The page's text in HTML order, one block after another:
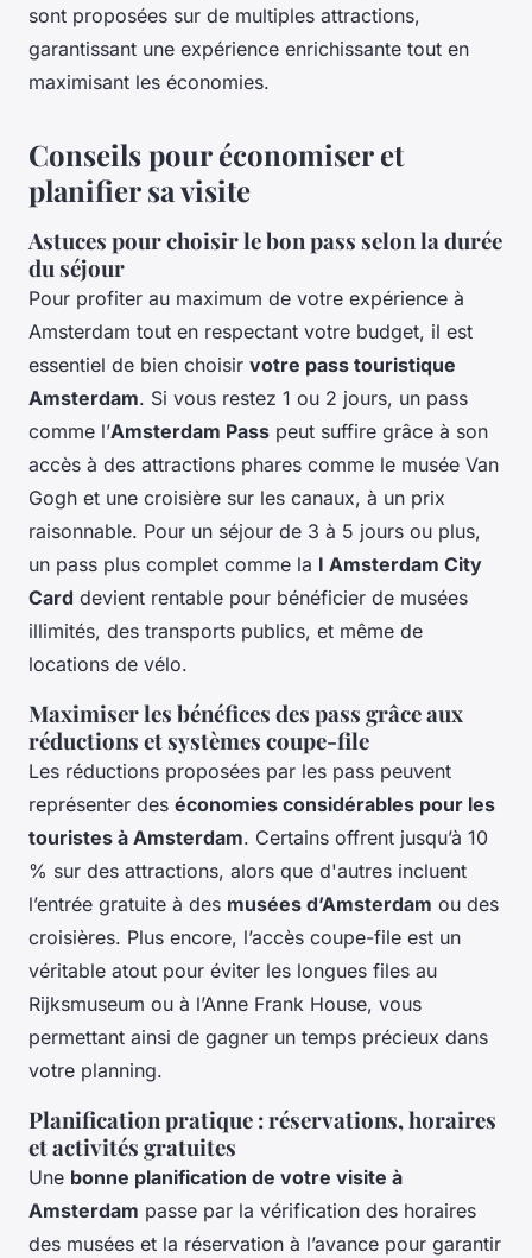
sont proposées sur de multiples attractions,
garantissant une expérience enrichissante tout en
maximisant les économies.
Conseils pour économiser et
planifier sa visite
Astuces pour choisir le bon pass selon la durée
du séjour
Pour profiter au maximum de votre expérience à
Amsterdam tout en respectant votre budget, il est
essentiel de bien choisir votre pass touristique
Amsterdam. Si vous restez 1 ou 2 jours, un pass
comme l’Amsterdam Pass peut suffire grâce à son
accès à des attractions phares comme le musée Van
Gogh et une croisière sur les canaux, à un prix
raisonnable. Pour un séjour de 3 à 5 jours ou plus,
un pass plus complet comme la I Amsterdam City
Card devient rentable pour bénéficier de musées
illimités, des transports publics, et même de
locations de vélo.
Maximiser les bénéfices des pass grâce aux
réductions et systèmes coupe-file
Les réductions proposées par les pass peuvent
représenter des économies considérables pour les
touristes à Amsterdam. Certains offrent jusqu’à 10
% sur des attractions, alors que d'autres incluent
l’entrée gratuite à des musées d’Amsterdam ou des
croisières. Plus encore, l’accès coupe-file est un
véritable atout pour éviter les longues files au
Rijksmuseum ou à l’Anne Frank House, vous
permettant ainsi de gagner un temps précieux dans
votre planning.
Planification pratique : réservations, horaires
et activités gratuites
Une bonne planification de votre visite à
Amsterdam passe par la vérification des horaires
des musées et la réservation à l’avance pour garantir